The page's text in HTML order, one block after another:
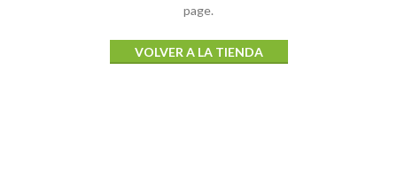
page.
VOLVER A LA TIENDA